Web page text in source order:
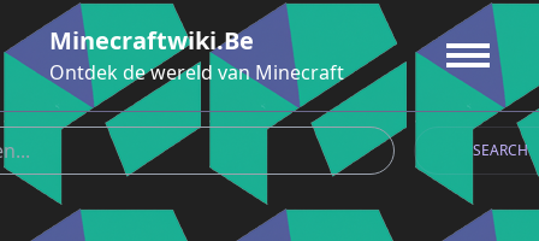
naar
de
inhoud
Minecraftwiki.be
Ontdek de wereld van Minecraft
SEARCH